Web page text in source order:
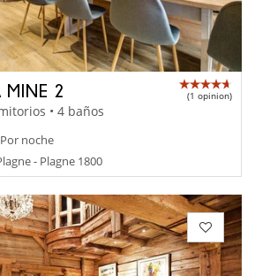
MINE 2 (1 opinion)
• 4 baños
Por noche
- Plagne 1800